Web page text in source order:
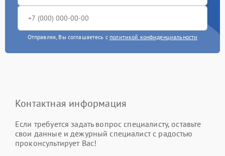
Отправляя, Вы соглашаетесь с политикой конфиденциальности
Контактная информация
Если требуется задать вопрос специалисту, оставьте
свои данные и дежурный специалист с радостью
проконсультирует Вас!